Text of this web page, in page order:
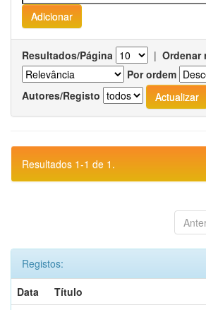
Resultados/Página | Ordenar
Por ordem
Autores/Registo
Resultados 1-1 de 1.
Registos:
Data
Título